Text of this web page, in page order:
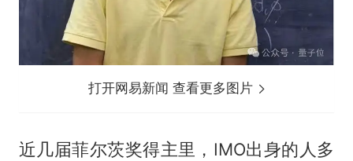
打开网易新闻 查看更多图片
近几届菲尔茨奖得主里，IMO出身的人多